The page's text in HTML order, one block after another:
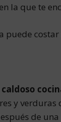
la que te
costar
caldoso
y verduras
de